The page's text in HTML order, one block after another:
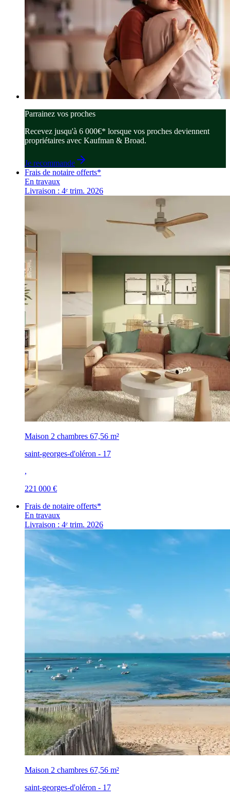
Parrainez vos proches
Recevez jusqu'à 6 000€* lorsque vos proches deviennent
propriétaires avec Kaufman & Broad.
Je recommande
Frais de notaire offerts*
En travaux
Livraison : 4ᵉ trim. 2026
Maison 2 chambres 67,56 m²
saint-georges-d'oléron - 17
,
221 000 €
Frais de notaire offerts*
En travaux
Livraison : 4ᵉ trim. 2026
Maison 2 chambres 67,56 m²
saint-georges-d'oléron - 17